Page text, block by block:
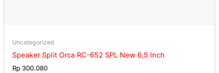
Uncategorized
Speaker Split Orca RC-652 SPL New 6,5 Inch
Rp 300.080